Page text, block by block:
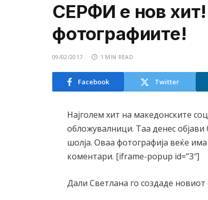
СЕРФИ е нов
фотографиите!
09/02/2017 1 MIN READ
Facebook Twitter
Најголем хит на македонските
обложувалници. Таа денес
шолја. Оваа фотографија веќе
коментари. [iframe-popup id=”3″]
Дали Светлана го создаде